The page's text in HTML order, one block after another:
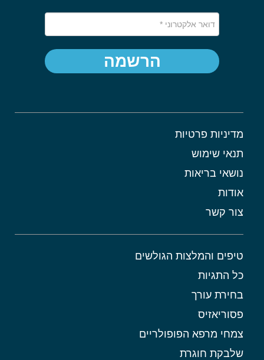
מדיניות פרטיות
תנאי שימוש
נושאי בריאות
אודות
צור קשר
טיפים והמלצות הגולשים
כל התגיות
בחירת עורך
פסוריאזיס
צמחי מרפא הפופולריים
שלבקת חוגרת
הרשמה